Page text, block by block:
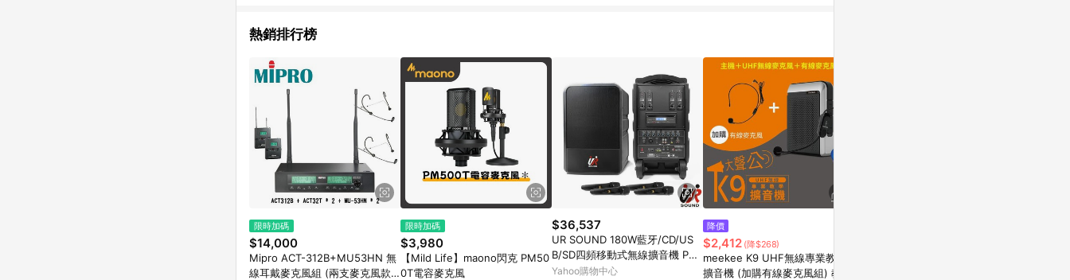
熱銷排行榜
限時加碼
$14,000
Mipro ACT-312B+MU53HN 無
線耳戴麥克風組 (兩支麥克風款)
限時加碼
$3,980
【Mild Life】maono閃克 PM50
0T電容麥克風
$36,537
UR SOUND 180W藍牙/CD/US
B/SD四頻移動式無線擴音機 PU-
9S604CDNB
Yahoo購物中心
降價
$2,412 (降$268)
meekee K9 UHF無線專業教學
擴音機 (加購有線麥克風組) 教學